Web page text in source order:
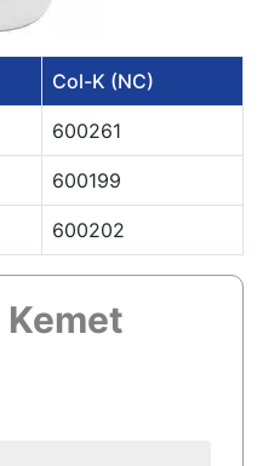
Col-K (NC)
600261
600199
600202
Kemet